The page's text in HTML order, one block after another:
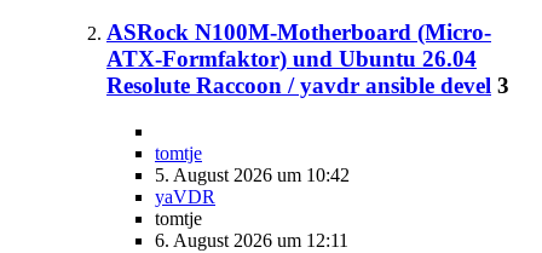
ASRock N100M-Motherboard (Micro-
ATX-Formfaktor) und Ubuntu 26.04
Resolute Raccoon / yavdr ansible devel 3
tomtje
5. August 2026 um 10:42
yaVDR
tomtje
6. August 2026 um 12:11